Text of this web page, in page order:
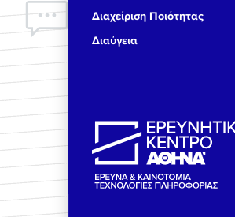
Διαχείριση Ποιότητας
Διαύγεια